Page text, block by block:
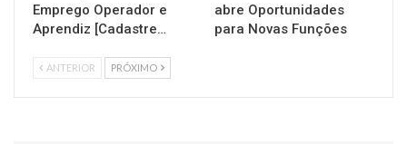
Emprego Operador e
Aprendiz [Cadastre…
abre Oportunidades
para Novas Funções
ANTERIOR PRÓXIMO